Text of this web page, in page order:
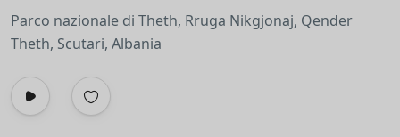
Parco nazionale di Theth, Rruga Nikgjonaj, Qender
Theth, Scutari, Albania